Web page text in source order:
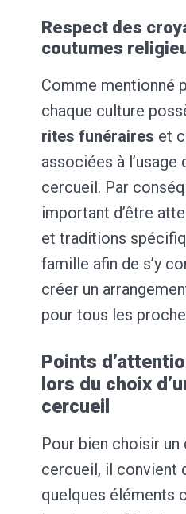
Respect des
coutumes
Comme mentionné
chaque culture
rites funéraires et
associées à l’usage
cercueil. Par
important d’être
et traditions
famille afin de s’y
créer un
pour tous les
Points
lors du choix
cercueil
Pour bien choisir un
cercueil, il convient
quelques éléments